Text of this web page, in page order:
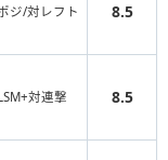
ジ/対レフト
8.5
対連撃
8.5